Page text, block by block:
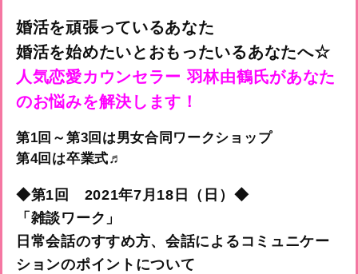
婚活を頑張っているあなた
婚活を始めたいとおもったいるあなたへ☆
人気恋愛カウンセラー羽林由鶴氏があなた
のお悩みを解決します！
第1回～第3回は男女合同ワークショップ
第4回は卒業式♬
◆第1回 2021年7月18日（日）◆
「雑談ワーク」
日常会話のすすめ方、会話によるコミュニケー
ションのポイントについて